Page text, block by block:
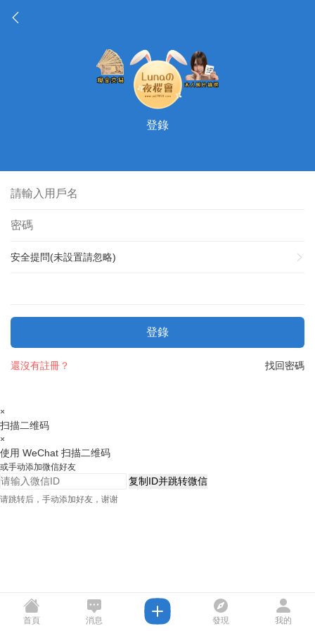
登錄
安全提問(未設置請忽略)
登錄
找回密碼
還沒有註冊？
×
扫描二维码
×
使用 WeChat 扫描二维码
或手动添加微信好友
复制ID并跳转微信
请跳转后，手动添加好友，谢谢
首頁 消息 發現 我的